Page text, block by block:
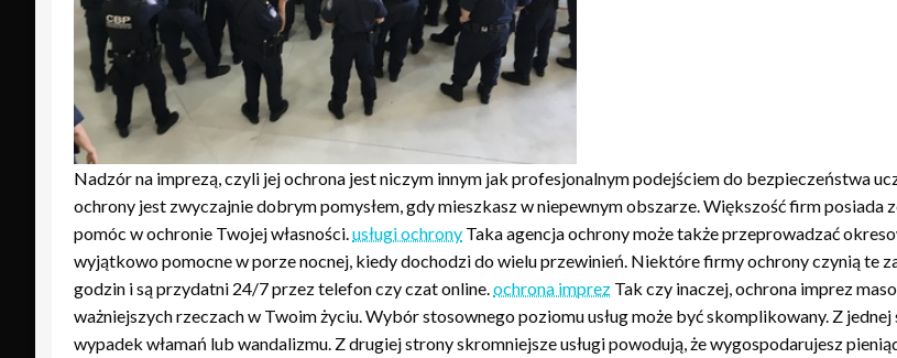
Nadzór na imprezą, czyli jej ochrona jest niczym innym jak profesjonalnym podejściem do bezpieczeństwa
ochrony jest zwyczajnie dobrym pomysłem, gdy mieszkasz w niepewnym obszarze. Większość firm
pomóc w ochronie Twojej własności.usługi ochrony Taka agencja ochrony może także przeprowadzać
wyjątkowo pomocne w porze nocnej, kiedy dochodzi do wielu przewinień. Niektóre firmy ochrony czynią te
godzin i są przydatni 24/7 przez telefon czy czat online.ochrona imprez Tak czy inaczej, ochrona imprez
ważniejszych rzeczach w Twoim życiu. Wybór stosownego poziomu usług może być skomplikowany. Z
wypadek włamań lub wandalizmu. Z drugiej strony skromniejsze usługi powodują, że wygospodarujesz